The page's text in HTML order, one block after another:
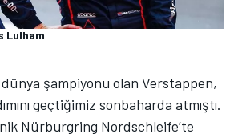
Lulham
şampiyonu olan Verstappen,
geçtiğimiz sonbaharda atmıştı.
Nürburgring Nordschleife’te